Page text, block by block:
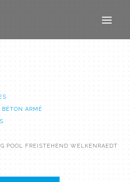
ARMÉ
POOL FREISTEHEND WELKENRAEDT